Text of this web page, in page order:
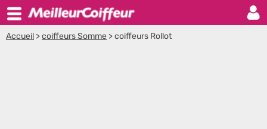
Accueil >coiffeurs Somme >coiffeurs Rollot